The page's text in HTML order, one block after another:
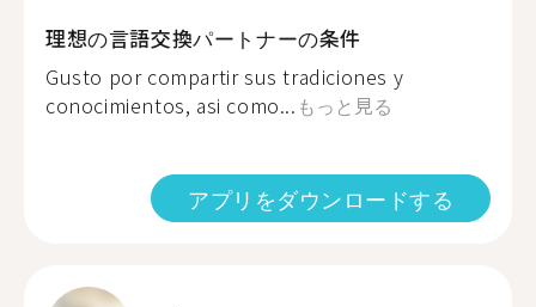
理想の言語交換パートナーの条件
Gusto por compartir sus tradiciones y
conocimientos, asi como... もっと見る
アプリをダウンロードする